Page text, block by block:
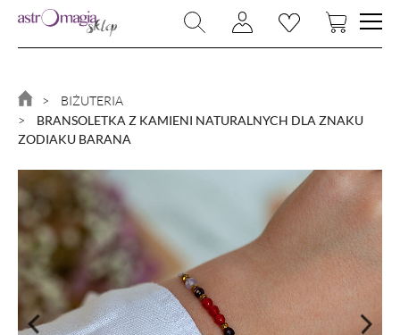
RYTUAŁY
MAGICZNY DOM
KSIĄŻKI
ZNAKI ZODIAKU
PROMOCJA
BIŻUTERIA
BRANSOLETKA Z KAMIENI NATURALNYCH DLA ZNAKU
ZODIAKU BARANA